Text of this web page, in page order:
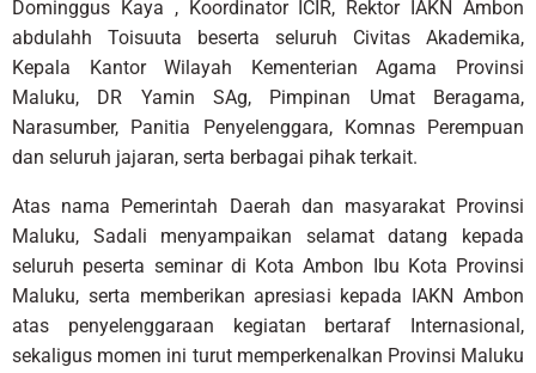
Dominggus Kaya , Koordinator ICIR, Rektor IAKN Ambon
abdulahh Toisuuta beserta seluruh Civitas Akademika,
Kepala Kantor Wilayah Kementerian Agama Provinsi
Maluku, DR Yamin SAg, Pimpinan Umat Beragama,
Narasumber, Panitia Penyelenggara, Komnas Perempuan
dan seluruh jajaran, serta berbagai pihak terkait.
Atas nama Pemerintah Daerah dan masyarakat Provinsi
Maluku, Sadali menyampaikan selamat datang kepada
seluruh peserta seminar di Kota Ambon Ibu Kota Provinsi
Maluku, serta memberikan apresiasi kepada IAKN Ambon
atas penyelenggaraan kegiatan bertaraf Internasional,
sekaligus momen ini turut memperkenalkan Provinsi Maluku